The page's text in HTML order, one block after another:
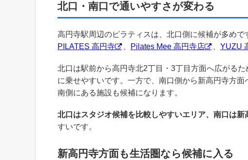
北口・南口で通いやすさが変わる
高円寺駅周辺のピラティスは、北口側に候補が多めで
PILATES 高円寺
Pilates Mee 高円寺店 YUZU
北口は駅前から高円寺北2丁目・3丁目方面へ広がる
に乗せやすいです。一方で、南口側から新高円寺方面
南側にある施設も候補になります。
北口はスタジオ候補を比較しやすいエリア、南口は
すいです。
新高円寺方面も生活圏なら候補に入る